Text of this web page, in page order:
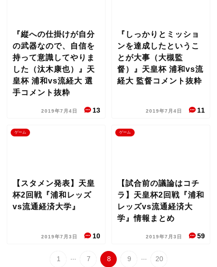
『縦への仕掛けが自分
の武器なので、自信を
持って意識してやりま
した（汰木康也）』天
皇杯 浦和vs流経大 選
手コメント抜粋
2019年7月4日 13
『しっかりとミッショ
ンを達成したというこ
とが大事（大槻監
督）』天皇杯 浦和vs流
経大 監督コメント抜粋
2019年7月4日 11
ゲーム
【スタメン発表】天皇
杯2回戦『浦和レッズ
vs流通経済大学』
2019年7月3日 10
ゲーム
【試合前の議論はコチ
ラ】天皇杯2回戦『浦和
レッズvs流通経済大
学』情報まとめ
2019年7月3日 59
1 ... 7 8 9 ... 20